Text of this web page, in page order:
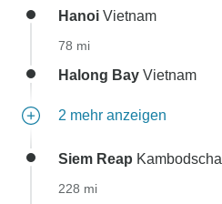
Hanoi Vietnam
78 mi
Halong Bay Vietnam
2 mehr anzeigen
Siem Reap Kambodscha
228 mi